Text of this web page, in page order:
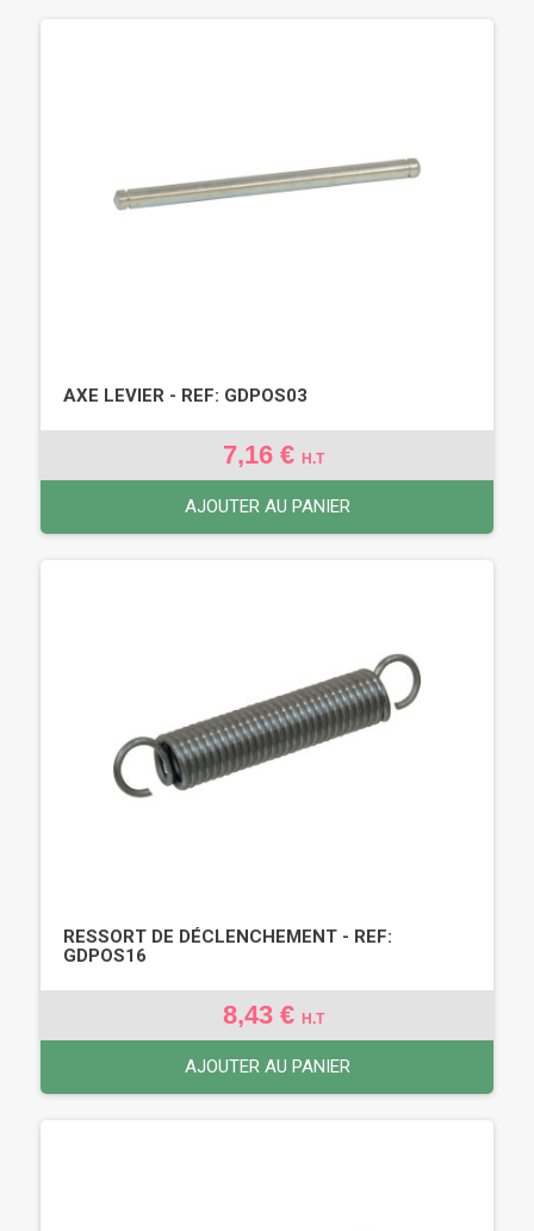
AXE LEVIER - REF: GDPOS03
7,16 € H.T
AJOUTER AU PANIER
RESSORT DE DÉCLENCHEMENT - REF:
GDPOS16
8,43 € H.T
AJOUTER AU PANIER